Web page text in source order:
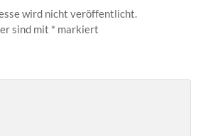
wird nicht veröffentlicht.
sind mit * markiert